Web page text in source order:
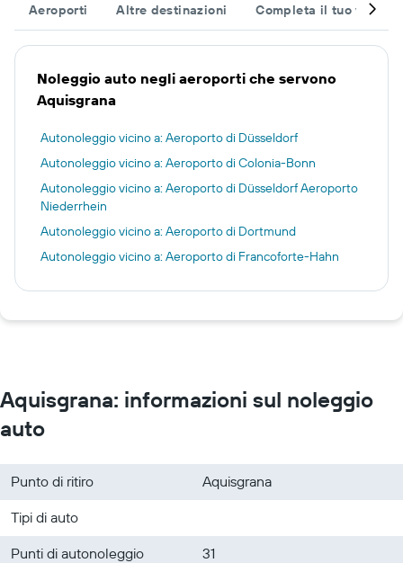
Aeroporti Altre destinazioni Completa il tuo viaggio
Noleggio auto negli aeroporti che servono
Aquisgrana
Autonoleggio vicino a: Aeroporto di Düsseldorf
Autonoleggio vicino a: Aeroporto di Colonia-Bonn
Autonoleggio vicino a: Aeroporto di Düsseldorf Aeroporto
Niederrhein
Autonoleggio vicino a: Aeroporto di Dortmund
Autonoleggio vicino a: Aeroporto di Francoforte-Hahn
Aquisgrana: informazioni sul noleggio
auto
Punto di ritiro
Aquisgrana
Tipi di auto
Punti di autonoleggio
31